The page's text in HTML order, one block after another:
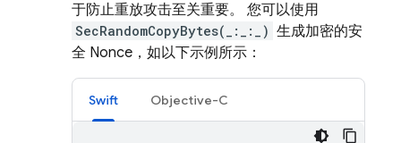
于防止重放攻击至关重要。 您可以使用
SecRandomCopyBytes(_:_:_) 生成加密的安
全 Nonce，如以下示例所示：
Swift Objective-C